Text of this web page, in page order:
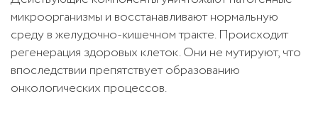
микроорганизмы и восстанавливают нормальную
среду в желудочно-кишечном тракте. Происходит
регенерация здоровых клеток. Они не мутируют, что
впоследствии препятствует образованию
онкологических процессов.